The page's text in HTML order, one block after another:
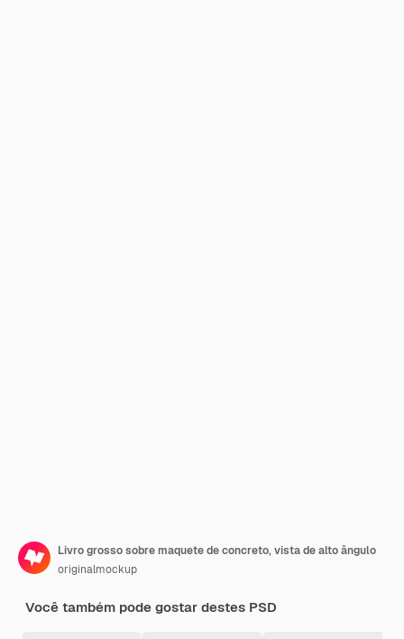
Livro grosso sobre maquete de concreto, vista de alto ângulo
originalmockup
Você também pode gostar destes PSD